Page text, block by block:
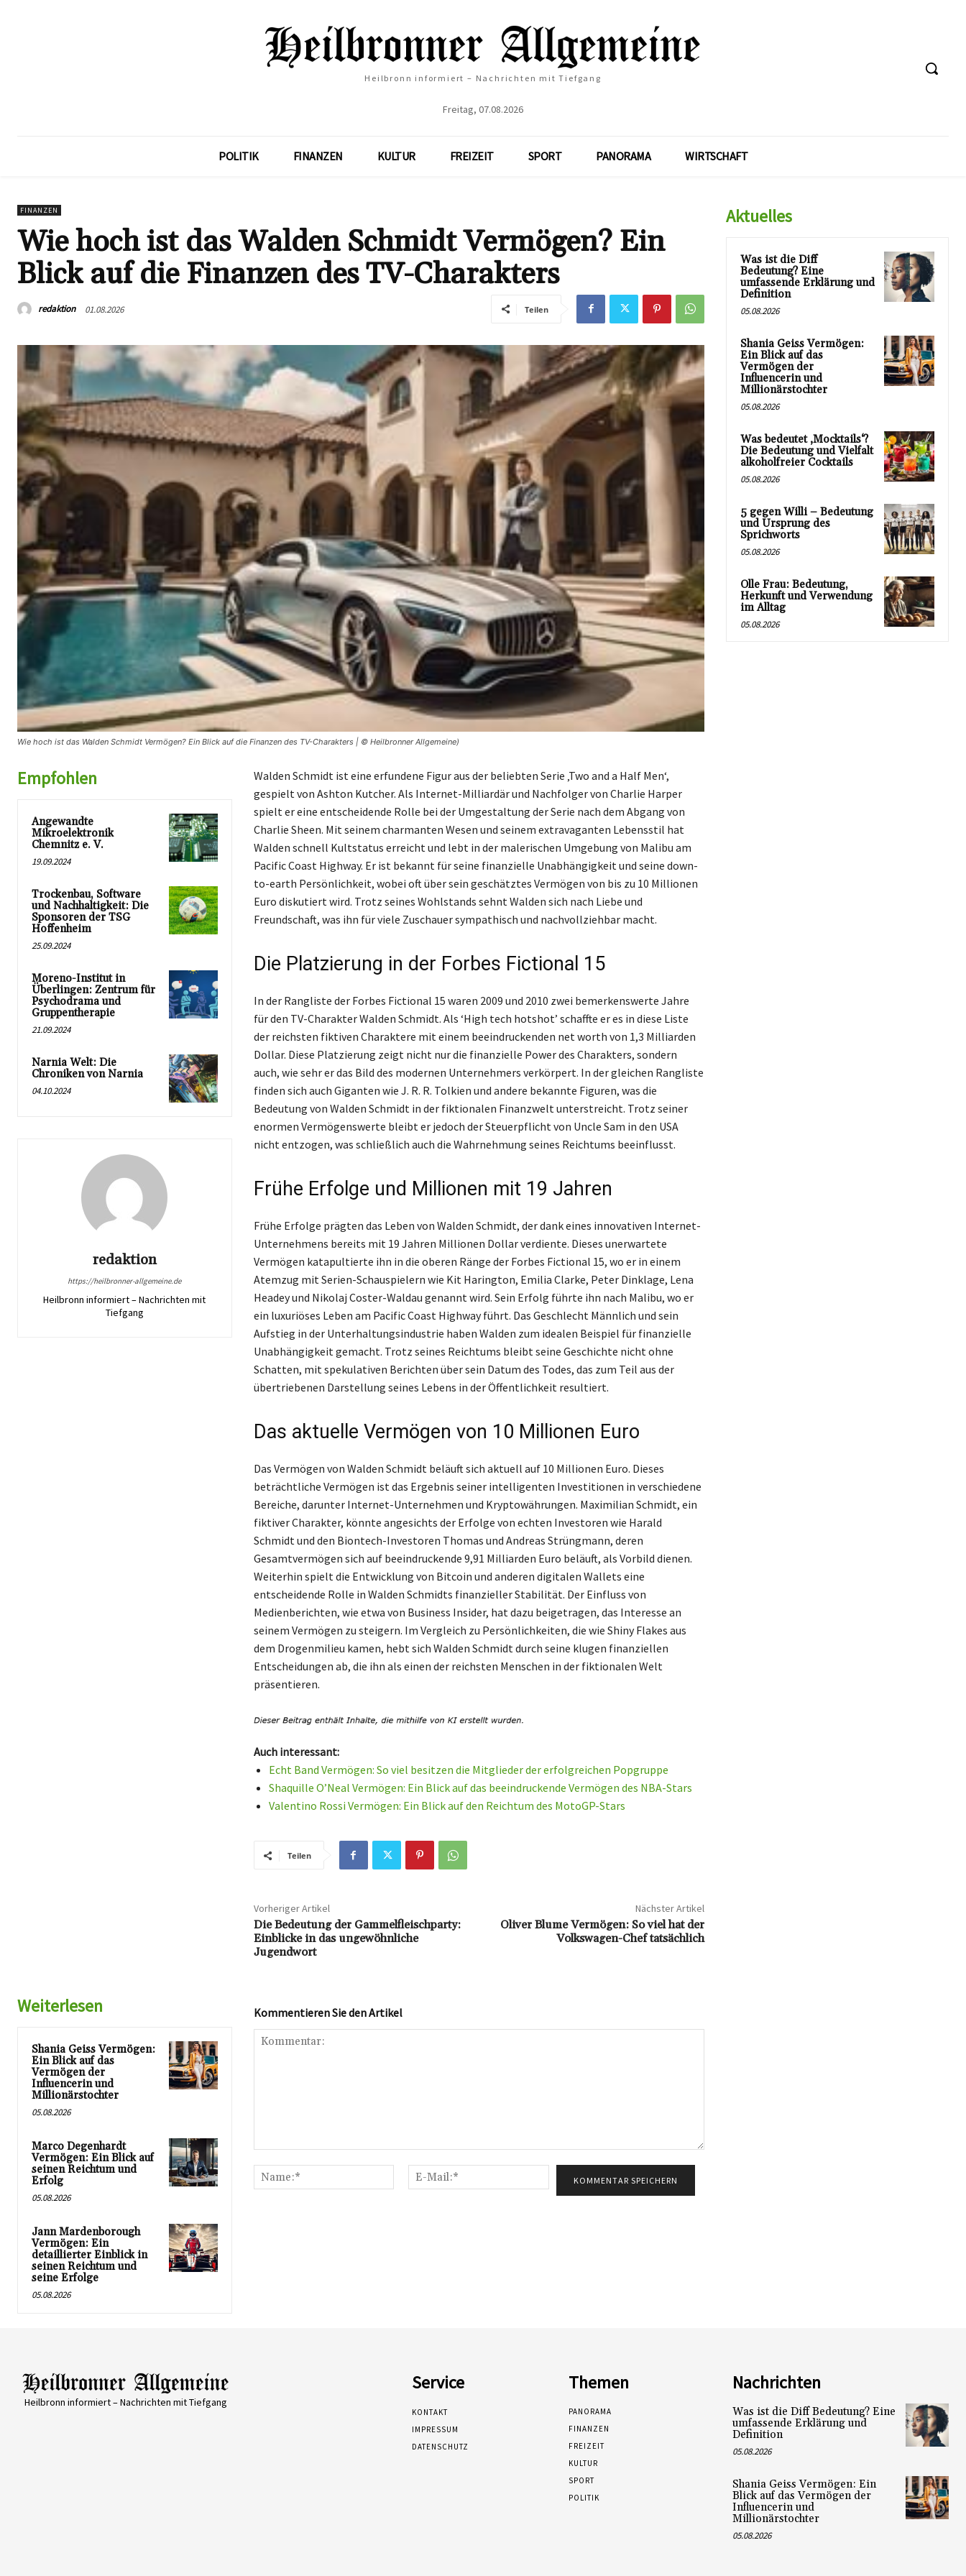
Heilbronn informiert – Nachrichten mit Tiefgang
Freitag, 07.08.2026
POLITIK FINANZEN KULTUR FREIZEIT SPORT PANORAMA WIRTSCHAFT
FINANZEN
Wie hoch ist das Walden Schmidt Vermögen? Ein
Blick auf die Finanzen des TV-Charakters
redaktion 01.08.2026 Teilen
Wie hoch ist das Walden Schmidt Vermögen? Ein Blick auf die Finanzen des TV-Charakters | © Heilbronner Allgemeine)
Empfohlen
Angewandte
Mikroelektronik
Chemnitz e. V.
19.09.2024
Trockenbau, Software
und Nachhaltigkeit: Die
Sponsoren der TSG
Hoffenheim
25.09.2024
Moreno-Institut in
Überlingen: Zentrum für
Psychodrama und
Gruppentherapie
21.09.2024
Narnia Welt: Die
Chroniken von Narnia
04.10.2024
redaktion
https://heilbronner-allgemeine.de
Heilbronn informiert – Nachrichten mit
Tiefgang
Walden Schmidt ist eine erfundene Figur aus der beliebten Serie ‚Two and a Half Men‘,
gespielt von Ashton Kutcher. Als Internet-Milliardär und Nachfolger von Charlie Harper
spielt er eine entscheidende Rolle bei der Umgestaltung der Serie nach dem Abgang von
Charlie Sheen. Mit seinem charmanten Wesen und seinem extravaganten Lebensstil hat
Walden schnell Kultstatus erreicht und lebt in der malerischen Umgebung von Malibu am
Pacific Coast Highway. Er ist bekannt für seine finanzielle Unabhängigkeit und seine down-
to-earth Persönlichkeit, wobei oft über sein geschätztes Vermögen von bis zu 10 Millionen
Euro diskutiert wird. Trotz seines Wohlstands sehnt Walden sich nach Liebe und
Freundschaft, was ihn für viele Zuschauer sympathisch und nachvollziehbar macht.
Die Platzierung in der Forbes Fictional 15
In der Rangliste der Forbes Fictional 15 waren 2009 und 2010 zwei bemerkenswerte Jahre
für den TV-Charakter Walden Schmidt. Als ‘High tech hotshot’ schaffte er es in diese Liste
der reichsten fiktiven Charaktere mit einem beeindruckenden net worth von 1,3 Milliarden
Dollar. Diese Platzierung zeigt nicht nur die finanzielle Power des Charakters, sondern
auch, wie sehr er das Bild des modernen Unternehmers verkörpert. In der gleichen Rangliste
finden sich auch Giganten wie J. R. R. Tolkien und andere bekannte Figuren, was die
Bedeutung von Walden Schmidt in der fiktionalen Finanzwelt unterstreicht. Trotz seiner
enormen Vermögenswerte bleibt er jedoch der Steuerpflicht von Uncle Sam in den USA
nicht entzogen, was schließlich auch die Wahrnehmung seines Reichtums beeinflusst.
Frühe Erfolge und Millionen mit 19 Jahren
Frühe Erfolge prägten das Leben von Walden Schmidt, der dank eines innovativen Internet-
Unternehmens bereits mit 19 Jahren Millionen Dollar verdiente. Dieses unerwartete
Vermögen katapultierte ihn in die oberen Ränge der Forbes Fictional 15, wo er in einem
Atemzug mit Serien-Schauspielern wie Kit Harington, Emilia Clarke, Peter Dinklage, Lena
Headey und Nikolaj Coster-Waldau genannt wird. Sein Erfolg führte ihn nach Malibu, wo er
ein luxuriöses Leben am Pacific Coast Highway führt. Das Geschlecht Männlich und sein
Aufstieg in der Unterhaltungsindustrie haben Walden zum idealen Beispiel für finanzielle
Unabhängigkeit gemacht. Trotz seines Reichtums bleibt seine Geschichte nicht ohne
Schatten, mit spekulativen Berichten über sein Datum des Todes, das zum Teil aus der
übertriebenen Darstellung seines Lebens in der Öffentlichkeit resultiert.
Das aktuelle Vermögen von 10 Millionen Euro
Das Vermögen von Walden Schmidt beläuft sich aktuell auf 10 Millionen Euro. Dieses
beträchtliche Vermögen ist das Ergebnis seiner intelligenten Investitionen in verschiedene
Bereiche, darunter Internet-Unternehmen und Kryptowährungen. Maximilian Schmidt, ein
fiktiver Charakter, könnte angesichts der Erfolge von echten Investoren wie Harald
Schmidt und den Biontech-Investoren Thomas und Andreas Strüngmann, deren
Gesamtvermögen sich auf beeindruckende 9,91 Milliarden Euro beläuft, als Vorbild dienen.
Weiterhin spielt die Entwicklung von Bitcoin und anderen digitalen Wallets eine
entscheidende Rolle in Walden Schmidts finanzieller Stabilität. Der Einfluss von
Medienberichten, wie etwa von Business Insider, hat dazu beigetragen, das Interesse an
seinem Vermögen zu steigern. Im Vergleich zu Persönlichkeiten, die wie Shiny Flakes aus
dem Drogenmilieu kamen, hebt sich Walden Schmidt durch seine klugen finanziellen
Entscheidungen ab, die ihn als einen der reichsten Menschen in der fiktionalen Welt
präsentieren.
Auch interessant:
Echt Band Vermögen: So viel besitzen die Mitglieder der erfolgreichen Popgruppe
Shaquille O’Neal Vermögen: Ein Blick auf das beeindruckende Vermögen des NBA-Stars
Valentino Rossi Vermögen: Ein Blick auf den Reichtum des MotoGP-Stars
Teilen
Vorheriger Artikel
Die Bedeutung der Gammelfleischparty:
Einblicke in das ungewöhnliche
Jugendwort
Nächster Artikel
Oliver Blume Vermögen: So viel hat der
Volkswagen-Chef tatsächlich
Weiterlesen
Shania Geiss Vermögen:
Ein Blick auf das
Vermögen der
Influencerin und
Millionärstochter
05.08.2026
Marco Degenhardt
Vermögen: Ein Blick auf
seinen Reichtum und
Erfolg
05.08.2026
Jann Mardenborough
Vermögen: Ein
detaillierter Einblick in
seinen Reichtum und
seine Erfolge
05.08.2026
Kommentieren Sie den Artikel
Name:*
Mail:*
Aktuelles
Was ist die Diff
Bedeutung? Eine
umfassende Erklärung und
Definition
05.08.2026
Shania Geiss Vermögen:
Ein Blick auf das
Vermögen der
Influencerin und
Millionärstochter
05.08.2026
Was bedeutet ‚Mocktails‘?
Die Bedeutung und Vielfalt
alkoholfreier Cocktails
05.08.2026
5 gegen Willi – Bedeutung
und Ursprung des
Sprichworts
05.08.2026
Olle Frau: Bedeutung,
Herkunft und Verwendung
im Alltag
05.08.2026
Heilbronn informiert – Nachrichten mit Tiefgang
Service
KONTAKT
IMPRESSUM
DATENSCHUTZ
Themen
PANORAMA
FINANZEN
FREIZEIT
KULTUR
SPORT
POLITIK
Nachrichten
Was ist die Diff Bedeutung? Eine
umfassende Erklärung und
Definition
05.08.2026
Shania Geiss Vermögen: Ein
Blick auf das Vermögen der
Influencerin und
Millionärstochter
05.08.2026